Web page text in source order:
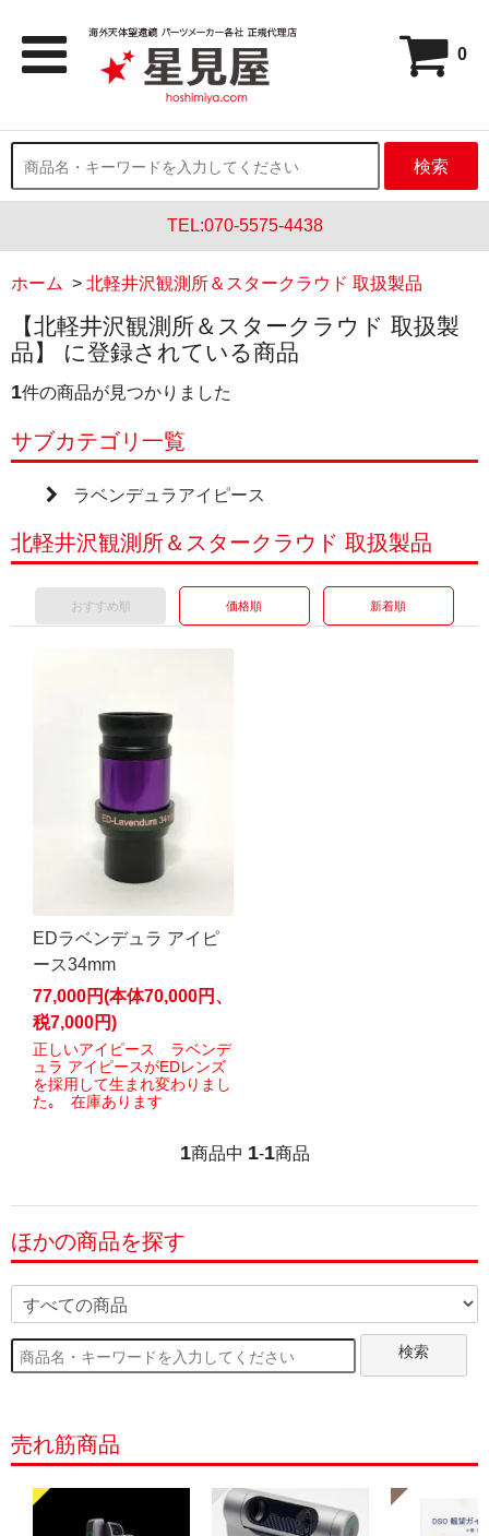
0
検索
TEL:070-5575-4438
ホーム > 北軽井沢観測所＆スタークラウド 取扱製品
【北軽井沢観測所＆スタークラウド 取扱製
品】 に登録されている商品
1件の商品が見つかりました
サブカテゴリ一覧
ラベンデュラアイピース
北軽井沢観測所＆スタークラウド 取扱製品
おすすめ順 価格順 新着順
EDラベンデュラ アイピ
ース34mm
77,000円(本体70,000円、
税7,000円)
正しいアイピース ラベンデ
ュラ アイピースがEDレンズ
を採用して生まれ変わりまし
た｡ 在庫あります
1商品中 1-1商品
ほかの商品を探す
検索
売れ筋商品